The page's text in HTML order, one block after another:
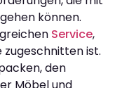
können.
Service,
zugeschnitten ist.
den
Möbel und